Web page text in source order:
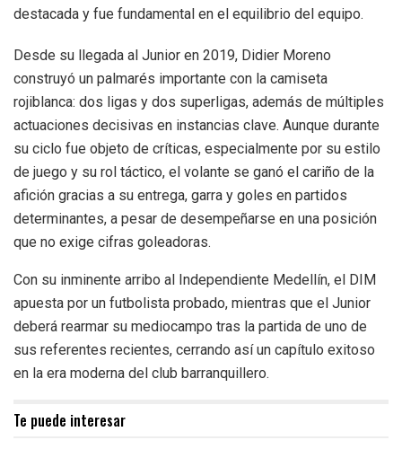
destacada y fue fundamental en el equilibrio del equipo.
Desde su llegada al Junior en 2019, Didier Moreno
construyó un palmarés importante con la camiseta
rojiblanca: dos ligas y dos superligas, además de múltiples
actuaciones decisivas en instancias clave. Aunque durante
su ciclo fue objeto de críticas, especialmente por su estilo
de juego y su rol táctico, el volante se ganó el cariño de la
afición gracias a su entrega, garra y goles en partidos
determinantes, a pesar de desempeñarse en una posición
que no exige cifras goleadoras.
Con su inminente arribo al Independiente Medellín, el DIM
apuesta por un futbolista probado, mientras que el Junior
deberá rearmar su mediocampo tras la partida de uno de
sus referentes recientes, cerrando así un capítulo exitoso
en la era moderna del club barranquillero.
Te puede interesar